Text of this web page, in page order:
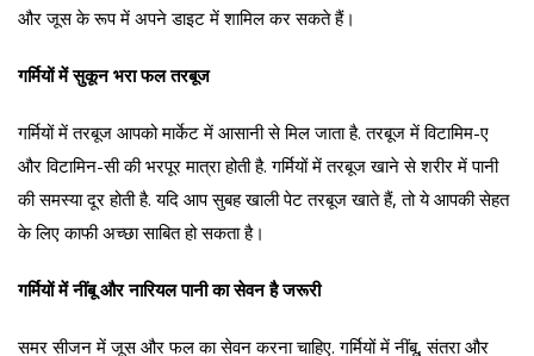
और जूस के रूप में अपने डाइट में शामिल कर सकते हैं।
गर्मियों में सुकून भरा फल तरबूज
गर्मियों में तरबूज आपको मार्केट में आसानी से मिल जाता है. तरबूज में विटामिम-ए
और विटामिन-सी की भरपूर मात्रा होती है. गर्मियों में तरबूज खाने से शरीर में पानी
की समस्या दूर होती है. यदि आप सुबह खाली पेट तरबूज खाते हैं, तो ये आपकी सेहत
के लिए काफी अच्छा साबित हो सकता है।
गर्मियों में नींबू और नारियल पानी का सेवन है जरूरी
समर सीजन में जूस और फल का सेवन करना चाहिए. गर्मियों में नींबू, संतरा और